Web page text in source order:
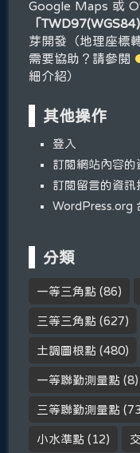
Google Maps 或
「
芽開發（地理座標
需要協助？請參閱
細介紹）
其他操作
登入
訂閱網站內容的
訂閱留言的資訊
WordPress.org
分類
一等三角點 (86)
三等三角點 (627)
土調圖根點 (480)
一等聯勤測量點 (8)
三等聯勤測量點
小水準點 (12)